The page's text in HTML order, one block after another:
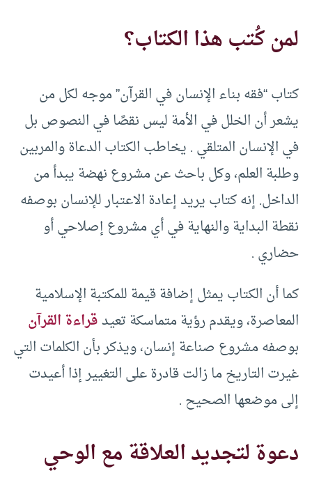
لمن كُتب هذا الكتاب؟
كتاب “فقه بناء الإنسان في القرآن” موجه لكل من
يشعر أن الخلل في الأمة ليس نقصًا في النصوص بل
في الإنسان المتلقي . يخاطب الكتاب الدعاة والمربين
وطلبة العلم، وكل باحث عن مشروع نهضة يبدأ من
الداخل. إنه كتاب يريد إعادة الاعتبار للإنسان بوصفه
نقطة البداية والنهاية في أي مشروع إصلاحي أو
حضاري .
كما أن الكتاب يمثل إضافة قيمة للمكتبة الإسلامية
المعاصرة، ويقدم رؤية متماسكة تعيدقراءة القرآن
بوصفه مشروع صناعة إنسان، ويذكر بأن الكلمات التي
غيرت التاريخ ما زالت قادرة على التغيير إذا أعيدت
إلى موضعها الصحيح .
دعوة لتجديد العلاقة مع الوحي